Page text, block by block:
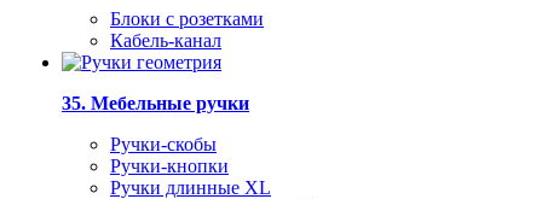
Блоки с розетками
Кабель-канал
35. Мебельные ручки
Ручки-скобы
Ручки-кнопки
Ручки длинные XL